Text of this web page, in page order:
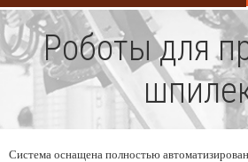
Роботы для
Система оснащена полностью